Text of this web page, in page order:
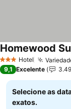
3 EstrelasHotel
9,1 Excelente
Selecione as
exatos.